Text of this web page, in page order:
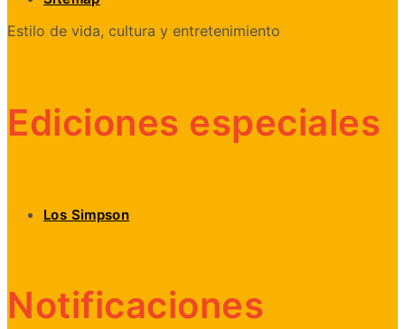
Estilo de vida, cultura y entretenimiento
Ediciones especiales
Los Simpson
Notificaciones